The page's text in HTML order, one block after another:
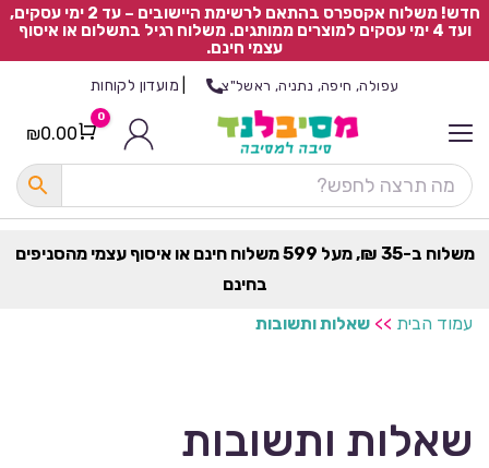
חדש! משלוח אקספרס בהתאם לרשימת היישובים – עד 2 ימי עסקים,
ועד 4 ימי עסקים למוצרים ממותגים. משלוח רגיל בתשלום או איסוף
עצמי חינם.
עפולה, חיפה, נתניה, ראשל"צ מועדון לקוחות
Cart
0
₪0.00
משלוח ב-35 ₪, מעל 599 משלוח חינם או איסוף עצמי מהסניפים
בחינם
עמוד הבית >> שאלות ותשובות
שאלות ותשובות